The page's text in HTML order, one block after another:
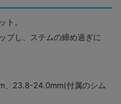
ト。
プし、ステムの締め過ぎに
、23.8-24.0mm(付属のシム